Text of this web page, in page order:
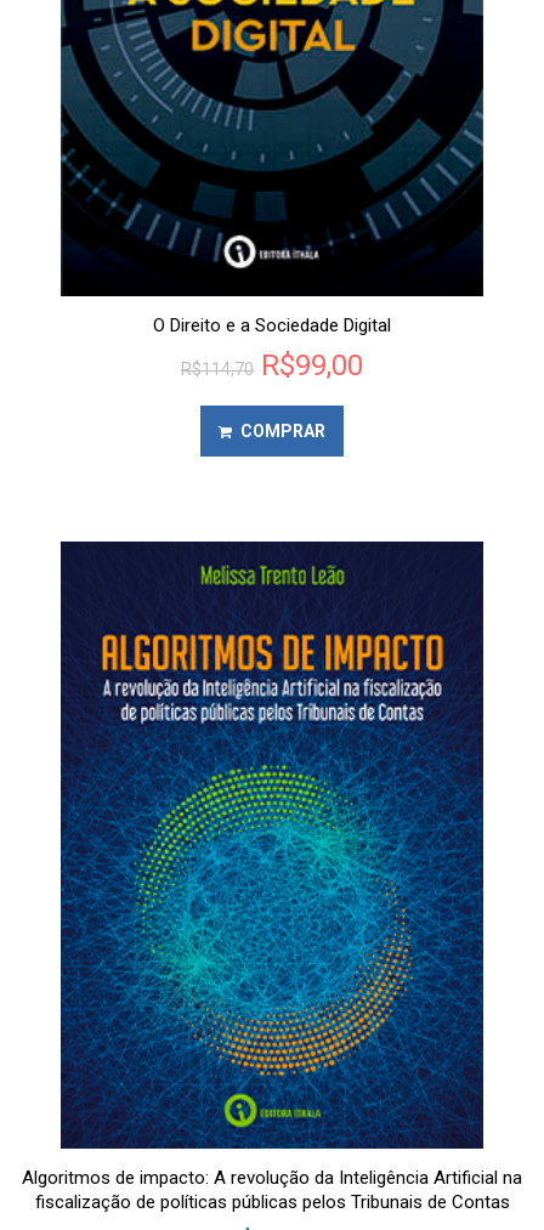
O Direito e a Sociedade Digital
R$114,70 R$99,00
COMPRAR
Algoritmos de impacto: A revolução da Inteligência Artificial na
fiscalização de políticas públicas pelos Tribunais de Contas